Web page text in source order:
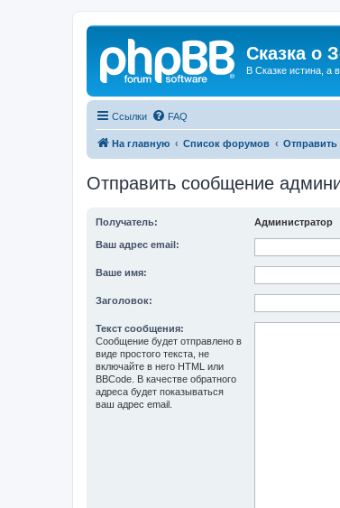
Сказка о
В Сказке истина, а
Ссылки FAQ
На главную Список форумов
Отправить сообщение
Получатель: Администратор
Ваш адрес email:
Ваше имя:
Заголовок:
Текст сообщения:
Сообщение будет отправлено в
виде простого текста, не
включайте в него HTML или
BBCode. В качестве обратного
адреса будет показываться
ваш адрес email.